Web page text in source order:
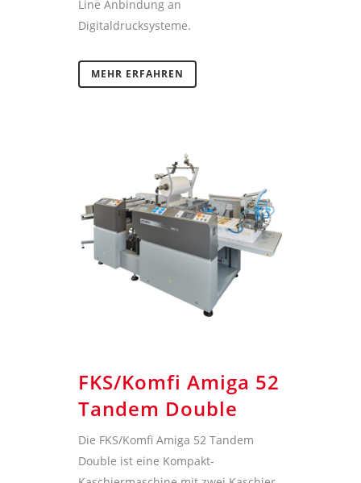
Line Anbindung an
Digitaldrucksysteme.
MEHR ERFAHREN
FKS/Komfi Amiga 52
Tandem Double
Die FKS/Komfi Amiga 52 Tandem
Double ist eine Kompakt-